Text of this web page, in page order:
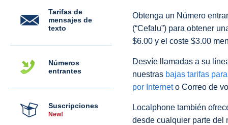
Tarifas de
mensajes de
texto
Números
entrantes
Suscripciones
New!
Obtenga un Número
(“Cefalu”) para obtener
$6.00 y el coste $3.00
Desvíe llamadas a su
nuestras bajas tarifas
por Interneto Correo de
Localphone también
desde cualquier parte del